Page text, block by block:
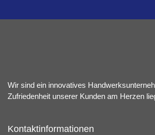
Wir sind ein innovatives
Zufriedenheit unserer Kunden am Herzen
Kontaktinformationen